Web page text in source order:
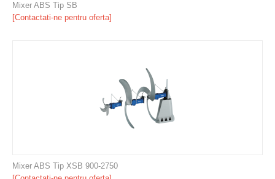
Mixer ABS Tip SB
[Contactati-ne pentru oferta]
Mixer ABS Tip XSB 900-2750